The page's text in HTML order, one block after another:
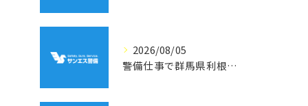
2026/08/05
警備仕事で群馬県利根郡片品村周辺の安心と働きやすさを両立するポイント